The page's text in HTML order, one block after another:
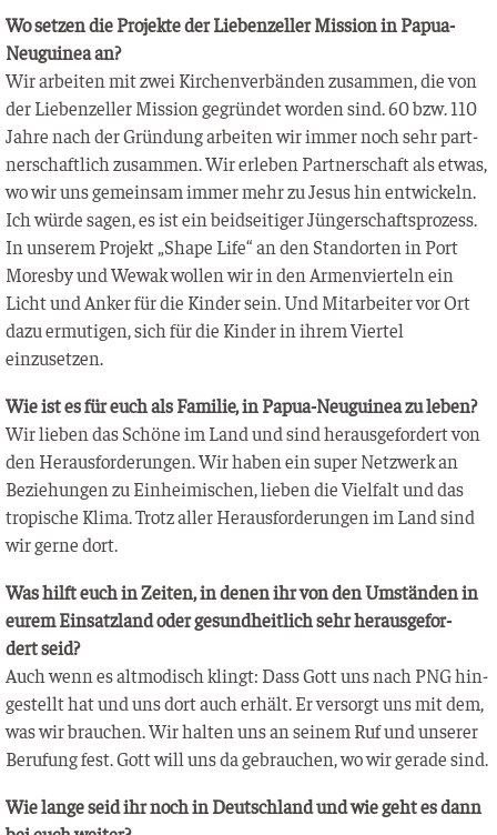
Wo set­zen die Pro­jek­te der Lie­ben­zel­ler Mis­si­on in Papua-
Neu­gui­nea an?
Wir arbei­ten mit zwei Kir­chen­ver­bän­den zusam­men, die von
der Lie­ben­zel­ler Mis­si­on gegrün­det wor­den sind. 60 bzw. 110
Jah­re nach der Grün­dung arbei­ten wir immer noch sehr part­
ner­schaft­lich zusam­men. Wir erle­ben Part­ner­schaft als etwas,
wo wir uns gemein­sam immer mehr zu Jesus hin ent­wi­ckeln.
Ich wür­de sagen, es ist ein beid­sei­ti­ger Jüngerschaftsprozess.
In unse­rem Pro­jekt „Shape Life“ an den Stand­or­ten in Port
Mores­by und Wewak wol­len wir in den Armen­vier­teln ein
Licht und Anker für die Kin­der sein. Und Mit­ar­bei­ter vor Ort
dazu ermu­ti­gen, sich für die Kin­der in ihrem Vier­tel
einzusetzen.
Wie ist es für euch als Fami­lie, in Papua-Neu­gui­nea zu leben?
Wir lie­ben das Schö­ne im Land und sind her­aus­ge­for­dert von
den Her­aus­for­de­run­gen. Wir haben ein super Netz­werk an
Bezie­hun­gen zu Ein­hei­mi­schen, lie­ben die Viel­falt und das
tro­pi­sche Kli­ma. Trotz aller Her­aus­for­de­run­gen im Land sind
wir ger­ne dort.
Was hilft euch in Zei­ten, in denen ihr von den Umstän­den in
eurem Ein­satz­land oder gesund­heit­lich sehr her­aus­ge­for­
dert seid?
Auch wenn es alt­mo­disch klingt: Dass Gott uns nach PNG hin­
ge­stellt hat und uns dort auch erhält. Er ver­sorgt uns mit dem,
was wir brau­chen. Wir hal­ten uns an sei­nem Ruf und unse­rer
Beru­fung fest. Gott will uns da gebrau­chen, wo wir gera­de sind.
Wie lan­ge seid ihr noch in Deutsch­land und wie geht es dann